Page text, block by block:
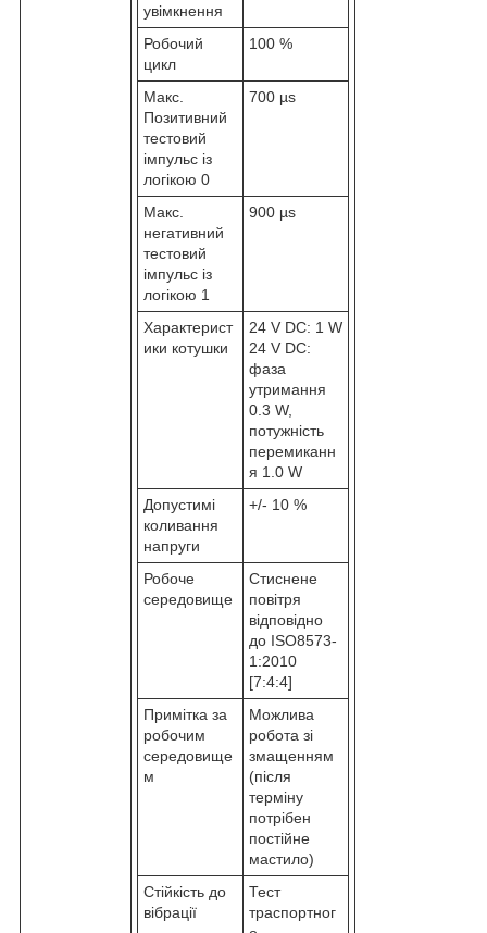
увімкнення
Робочий
цикл
100 %
Макс.
Позитивний
тестовий
імпульс із
логікою 0
700 µs
Макс.
негативний
тестовий
імпульс із
логікою 1
900 µs
Характерист
ики котушки
24 V DC: 1 W
24 V DC:
фаза
утримання
0.3 W,
потужність
перемиканн
я 1.0 W
Допустимі
коливання
напруги
+/- 10 %
Робоче
середовище
Стиснене
повітря
відповідно
до ISO8573-
1:2010
[7:4:4]
Примітка за
робочим
середовище
м
Можлива
робота зі
змащенням
(після
терміну
потрібен
постійне
мастило)
Стійкість до
вібрації
Тест
траспортног